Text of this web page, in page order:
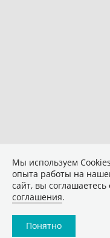
Мы используем
опыта работы на
сайт, вы соглашаетесь
соглашения.
Понятно